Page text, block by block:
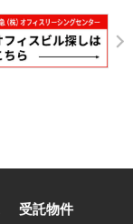
受託物件